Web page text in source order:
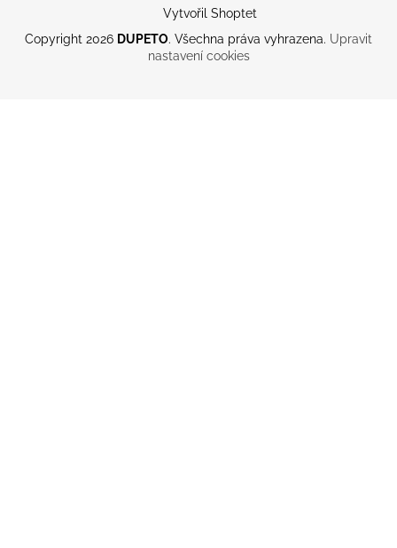
Vytvořil Shoptet
Copyright 2026 DUPETO. Všechna práva vyhrazena. Upravit
nastavení cookies